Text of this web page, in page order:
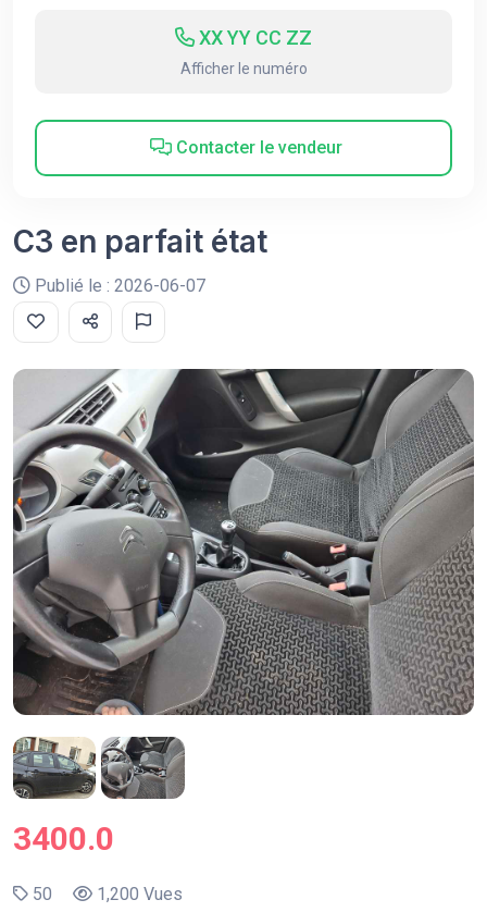
XX YY CC ZZ
Afficher le numéro
Contacter le vendeur
C3 en parfait état
Publié le : 2026-06-07
3400.0
50
1,200 Vues